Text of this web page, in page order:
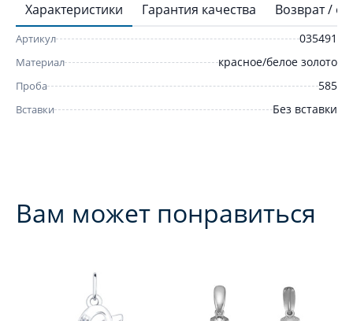
Характеристики Гарантия качества Возврат /
Артикул 035491
Материал красное/белое золото
Проба 585
Вставки Без вставки
Вам может понравиться